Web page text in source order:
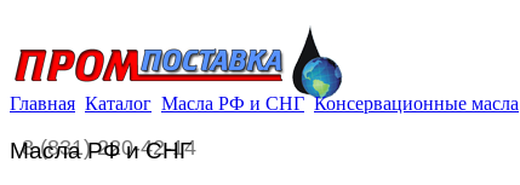
8 (831) 220-42-14
Главная Каталог Масла РФ и СНГ Консервационные масла
Масла РФ и СНГ